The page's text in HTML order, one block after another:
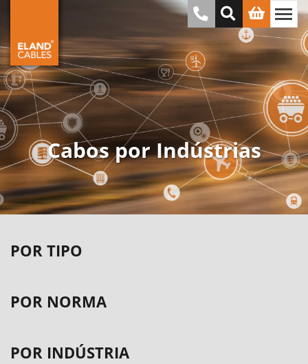
Cabos por Indústrias
POR TIPO
POR NORMA
POR INDÚSTRIA